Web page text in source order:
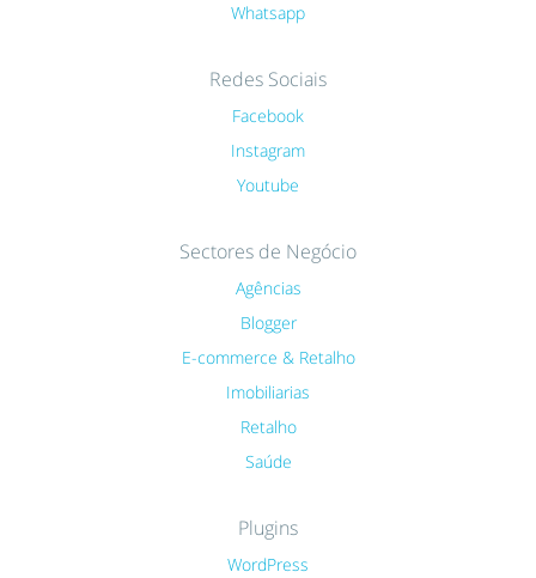
Whatsapp
Redes Sociais
Facebook
Instagram
Youtube
Sectores de Negócio
Agências
Blogger
E-commerce & Retalho
Imobiliarias
Retalho
Saúde
Plugins
WordPress